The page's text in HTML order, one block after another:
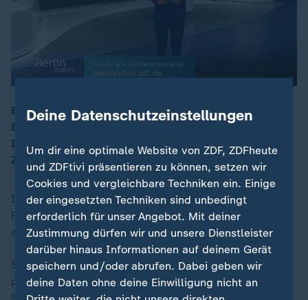
Berlin direkt - mit den Themen: 1.) Der Groll der SPD-
Basis, 2.) Interview mit Matthias Miersch (SPD), 3.)
Ist die Politik machtlos bei der Bahn? 4.) Die
Zeitenwende im Hinterland.
In der Magazinsendung "Berlin direkt" berichten
Parlamentskorrespondenten hintergründig über
aktuelle Themen und Entwicklungen der Bundespolitik.
Studiogespräche mit Spitzenpolitikern vertiefen das
politische Top-Thema. Während der parlamentarischen
Deine Datenschutzeinstellungen
Um dir eine optimale Website von ZDF, ZDFheute
und ZDFtivi präsentieren zu können, setzen wir
Cookies und vergleichbare Techniken ein. Einige
der eingesetzten Techniken sind unbedingt
erforderlich für unser Angebot. Mit deiner
Zustimmung dürfen wir und unsere Dienstleister
darüber hinaus Informationen auf deinem Gerät
speichern und/oder abrufen. Dabei geben wir
deine Daten ohne deine Einwilligung nicht an